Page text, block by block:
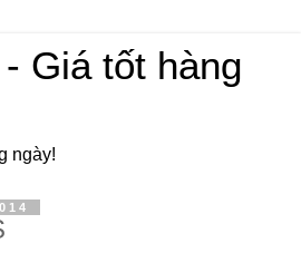
Giá tốt hàng
ngày!